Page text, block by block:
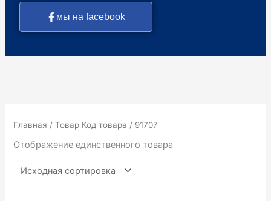
мы на facebook
Главная / Товар Код товара / 91707
Отображение единственного товара